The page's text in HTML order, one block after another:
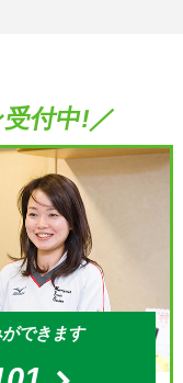
付中!／
できます